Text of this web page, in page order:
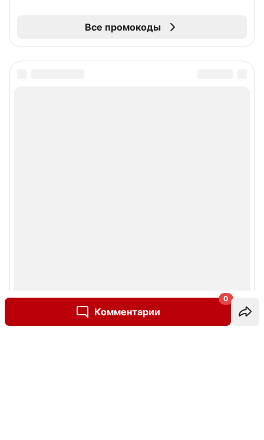
Комментарии
0
Все промокоды